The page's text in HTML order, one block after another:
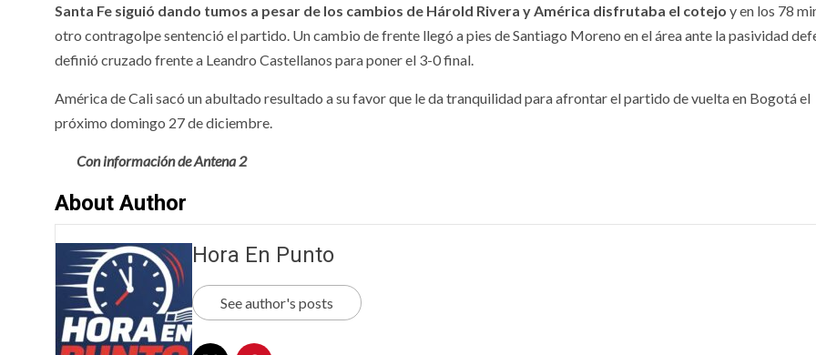
Santa Fe siguió dando tumos a pesar de los cambios de Hárold Rivera y América disfrutaba el cotejo y en los 78
otro contragolpe sentenció el partido. Un cambio de frente llegó a pies de Santiago Moreno en el área ante la pasividad
definió cruzado frente a Leandro Castellanos para poner el 3-0 final.
América de Cali sacó un abultado resultado a su favor que le da tranquilidad para afrontar el partido de vuelta en Bogotá el
próximo domingo 27 de diciembre.
Con información de Antena 2
About Author
Hora En Punto
See author's posts